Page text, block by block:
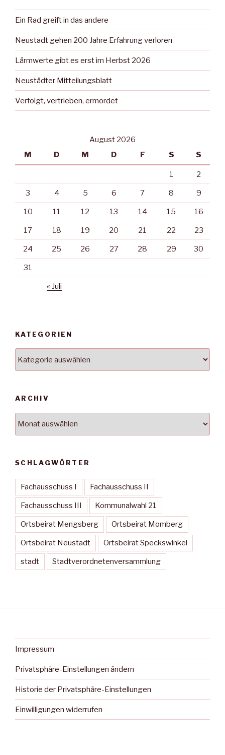
Ein Rad greift in das andere
Neustadt gehen 200 Jahre Erfahrung verloren
Lärmwerte gibt es erst im Herbst 2026
Neustädter Mitteilungsblatt
Verfolgt, vertrieben, ermordet
August 2026
M
D M D F S S
1 2
3 4 5 6 7 8 9
10 11 12 13 14 15 16
17 18 19 20 21 22 23
24 25 26 27 28 29 30
31
« Juli
KATEGORIEN
ARCHIV
SCHLAGWÖRTER
Fachausschuss I Fachausschuss II
Fachausschuss III Kommunalwahl 21
Ortsbeirat Mengsberg Ortsbeirat Momberg
Ortsbeirat Neustadt Ortsbeirat Speckswinkel
stadt Stadtverordnetenversammlung
Impressum
Privatsphäre-Einstellungen ändern
Historie der Privatsphäre-Einstellungen
Einwilligungen widerrufen